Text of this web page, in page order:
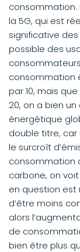
consommation.
la 5G, qui est
significative
possible des
consommation
par 10, mais
20, on a bien
énergétique
double titre,
le surcroît
consommation
carbone, on
en question est
d’être moins
alors
de
bien être plus